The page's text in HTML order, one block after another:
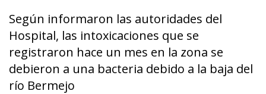
Según informaron las autoridades del
Hospital, las intoxicaciones que se
registraron hace un mes en la zona se
debieron a una bacteria debido a la baja del
río Bermejo